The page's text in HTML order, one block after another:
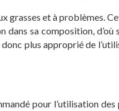
grasses et à problèmes.
sa composition,
plus approprié de
pour l’utilisation